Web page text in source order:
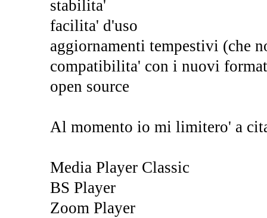
stabilita'
facilita' d'uso
aggiornamenti tempestivi (che
compatibilita' con i nuovi
open source
Al momento io mi limitero' a
Media Player Classic
BS Player
Zoom Player